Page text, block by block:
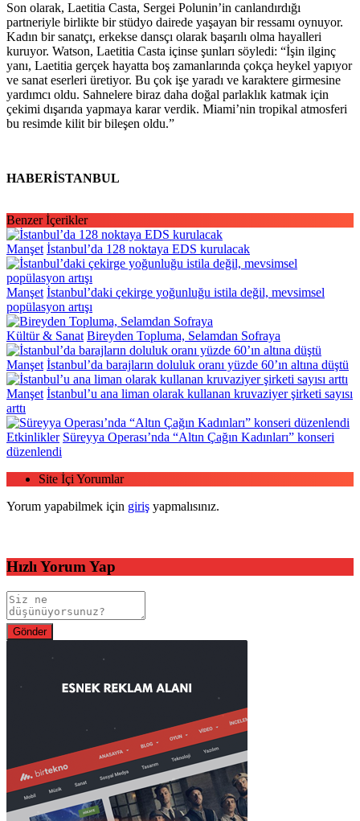
Son olarak, Laetitia Casta, Sergei Polunin’in canlandırdığı
partneriyle birlikte bir stüdyo dairede yaşayan bir ressamı oynuyor.
Kadın bir sanatçı, erkekse dansçı olarak başarılı olma hayalleri
kuruyor. Watson, Laetitia Casta içinse şunları söyledi: “İşin ilginç
yanı, Laetitia gerçek hayatta boş zamanlarında çokça heykel yapıyor
ve sanat eserleri üretiyor. Bu çok işe yaradı ve karaktere girmesine
yardımcı oldu. Sahnelere biraz daha doğal parlaklık katmak için
çekimi dışarıda yapmaya karar verdik. Miami’nin tropikal atmosferi
bu resimde kilit bir bileşen oldu.”
HABERİSTANBUL
Benzer İçerikler
Manşet İstanbul’da 128 noktaya EDS kurulacak
Manşet İstanbul’daki çekirge yoğunluğu istila değil, mevsimsel
popülasyon artışı
Kültür & Sanat Bireyden Topluma, Selamdan Sofraya
Manşet İstanbul’da barajların doluluk oranı yüzde 60’ın altına düştü
Manşet İstanbul’u ana liman olarak kullanan kruvaziyer şirketi sayısı
arttı
Etkinlikler Süreyya Operası’nda “Altın Çağın Kadınları” konseri
düzenlendi
Site İçi Yorumlar
Yorum yapabilmek için giriş yapmalısınız.
Hızlı Yorum Yap